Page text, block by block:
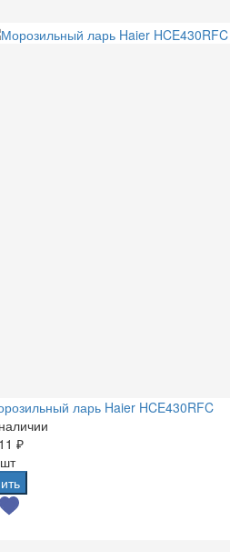
ларь Haier HCE430RFC
₽